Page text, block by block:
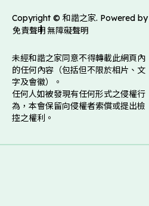
Copyright © 和諧之家. Powered by
免責聲明無障礙聲明
未經和諧之家同意不得轉載此網頁內
的任何內容（包括但不限於相片、文
字及會徽）。
任何人如被發現有任何形式之侵權行
為，本會保留向侵權者索償或提出檢
控之權利。